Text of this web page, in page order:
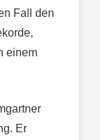
Fall den
einem
Er